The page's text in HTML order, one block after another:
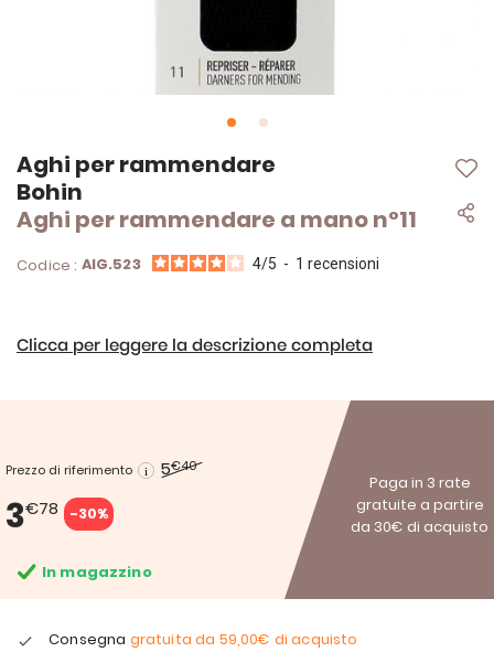
Aghi per rammendare
Bohin
Aghi per rammendare a mano n°11
Codice : AIG.523 4/5 - 1 recensioni
Clicca per leggere la descrizione completa
Prezzo di riferimento 5€40
3€78 -30%
Paga in 3 rate
gratuite a partire
da 30€ di acquisto
In magazzino
Consegna gratuita da 59,00€ di acquisto
Vai
all'inizio
della
galleria
immagini